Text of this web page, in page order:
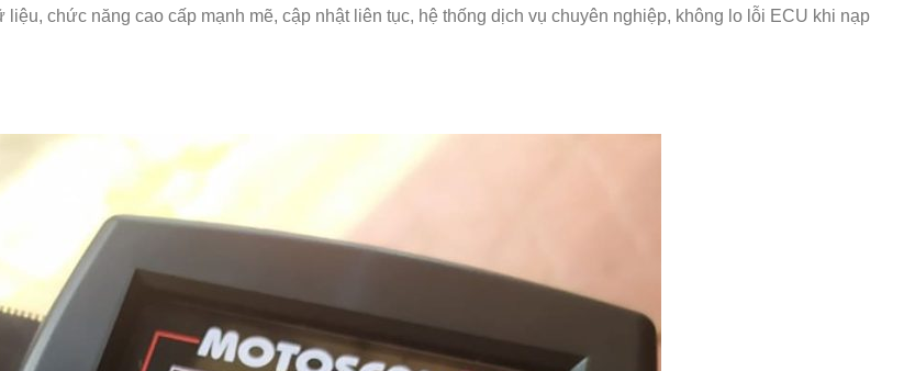
chức năng cao cấp mạnh mẽ, cập nhật liên tục, hệ thống dịch vụ chuyên nghiệp, không lo lỗi ECU khi nạp